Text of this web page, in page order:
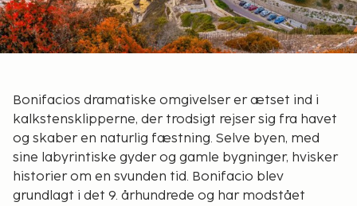
Bonifacios dramatiske omgivelser er ætset ind i
kalkstensklipperne, der trodsigt rejser sig fra havet
og skaber en naturlig fæstning. Selve byen, med
sine labyrintiske gyder og gamle bygninger, hvisker
historier om en svunden tid. Bonifacio blev
grundlagt i det 9. århundrede og har modstået